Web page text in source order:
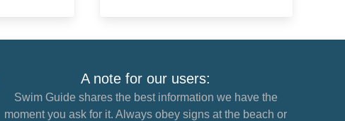
A note for our users:
Swim Guide shares the best information we have the
moment you ask for it. Always obey signs at the beach or